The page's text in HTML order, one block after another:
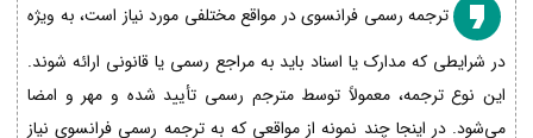
ترجمه رسمی فرانسوی در مواقع مختلفی مورد نیاز است، به ویژه
در شرایطی که مدارک یا اسناد باید به مراجع رسمی یا قانونی ارائه شوند.
این نوع ترجمه، معمولاً توسط مترجم رسمی تأیید شده و مهر و امضا
می‌شود. در اینجا چند نمونه از مواقعی که به ترجمه رسمی فرانسوی نیاز